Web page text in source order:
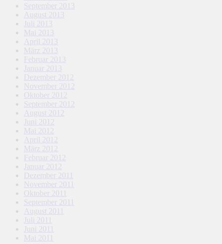
September 2013
August 2013
Juli 2013
Mai 2013
April 2013
März 2013
Februar 2013
Januar 2013
Dezember 2012
November 2012
Oktober 2012
September 2012
August 2012
Juni 2012
Mai 2012
April 2012
März 2012
Februar 2012
Januar 2012
Dezember 2011
November 2011
Oktober 2011
September 2011
August 2011
Juli 2011
Juni 2011
Mai 2011